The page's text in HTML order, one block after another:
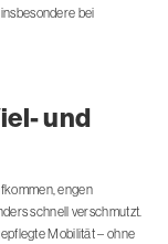
bei
und
engen
schnell verschmutzt.
Mobilität – ohne